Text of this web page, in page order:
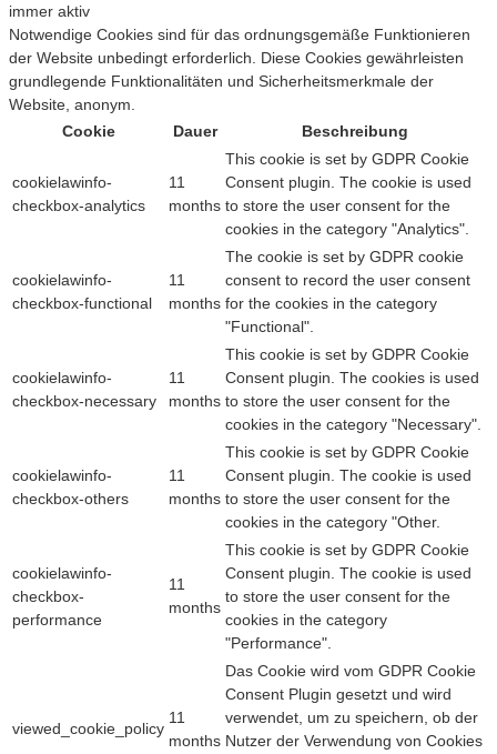
immer aktiv
Notwendige Cookies sind für das ordnungsgemäße Funktionieren
der Website unbedingt erforderlich. Diese Cookies gewährleisten
grundlegende Funktionalitäten und Sicherheitsmerkmale der
Website, anonym.
Cookie
Dauer Beschreibung
cookielawinfo-
checkbox-analytics
11
months
This cookie is set by GDPR Cookie
Consent plugin. The cookie is used
to store the user consent for the
cookies in the category "Analytics".
cookielawinfo-
checkbox-functional
11
months
The cookie is set by GDPR cookie
consent to record the user consent
for the cookies in the category
"Functional".
cookielawinfo-
checkbox-necessary
11
months
This cookie is set by GDPR Cookie
Consent plugin. The cookies is used
to store the user consent for the
cookies in the category "Necessary".
cookielawinfo-
checkbox-others
11
months
This cookie is set by GDPR Cookie
Consent plugin. The cookie is used
to store the user consent for the
cookies in the category "Other.
cookielawinfo-
checkbox-
performance
11
months
This cookie is set by GDPR Cookie
Consent plugin. The cookie is used
to store the user consent for the
cookies in the category
"Performance".
viewed_cookie_policy
11
months
Das Cookie wird vom GDPR Cookie
Consent Plugin gesetzt und wird
verwendet, um zu speichern, ob der
Nutzer der Verwendung von Cookies